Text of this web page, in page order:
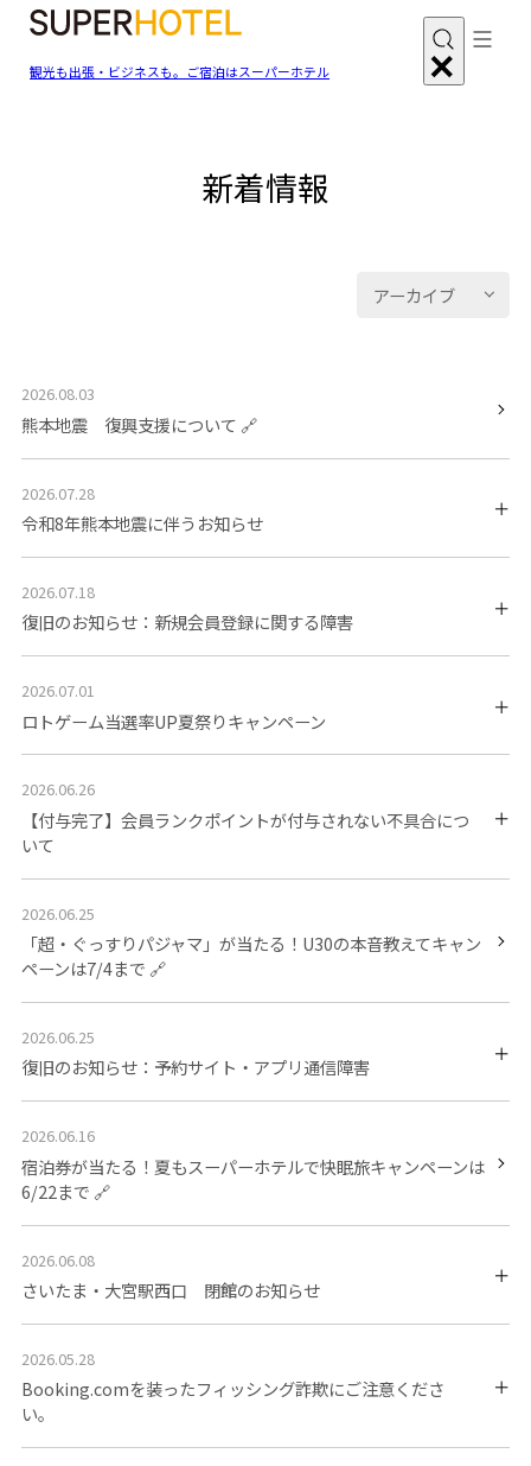
観光も出張・ビジネスも。ご宿泊はスーパーホテル
新着情報
アーカイブ
2026.08.03
熊本地震 復興支援について
2026.07.28
令和8年熊本地震に伴うお知らせ
2026.07.18
復旧のお知らせ：新規会員登録に関する障害
2026.07.01
ロトゲーム当選率UP夏祭りキャンペーン
2026.06.26
【付与完了】会員ランクポイントが付与されない不具合につ
いて
2026.06.25
「超・ぐっすりパジャマ」が当たる！U30の本音教えてキャン
ペーンは7/4まで
2026.06.25
復旧のお知らせ：予約サイト・アプリ通信障害
2026.06.16
宿泊券が当たる！夏もスーパーホテルで快眠旅キャンペーンは
6/22まで
2026.06.08
さいたま・大宮駅西口 閉館のお知らせ
2026.05.28
Booking.comを装ったフィッシング詐欺にご注意くださ
い。